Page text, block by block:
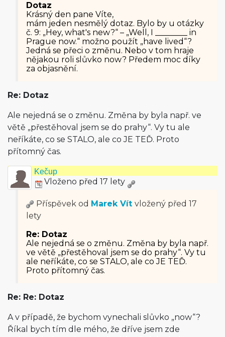
Dotaz
Krásný den pane Víte,
mám jeden nesmělý dotaz. Bylo by u otázky
č. 9: „Hey, what's new?“ – „Well, I ________ in
Prague now.“ možno použít „have lived“?
Jedná se přeci o změnu. Nebo v tom hraje
nějakou roli slůvko now? Předem moc díky
za objasnění.
Re: Dotaz
Ale nejedná se o změnu. Změna by byla např. ve
větě „přestěhoval jsem se do prahy“. Vy tu ale
neříkáte, co se STALO, ale co JE TEĎ. Proto
přítomný čas.
Kečup
Vloženo před 17 lety
Příspěvek od Marek Vít vložený před 17
lety
Re: Dotaz
Ale nejedná se o změnu. Změna by byla např.
ve větě „přestěhoval jsem se do prahy“. Vy tu
ale neříkáte, co se STALO, ale co JE TEĎ.
Proto přítomný čas.
Re: Re: Dotaz
A v případě, že bychom vynechali slůvko „now“?
Říkal bych tím dle mého, že dříve jsem zde